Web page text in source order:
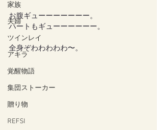
家族
夫婦
ツインレイ
アキラ
覚醒物語
集団ストーカー
贈り物
REFSI
お腹ギューーーーーーー。
ハートもギューーーーーー。
全身ぞわわわわわ〜。